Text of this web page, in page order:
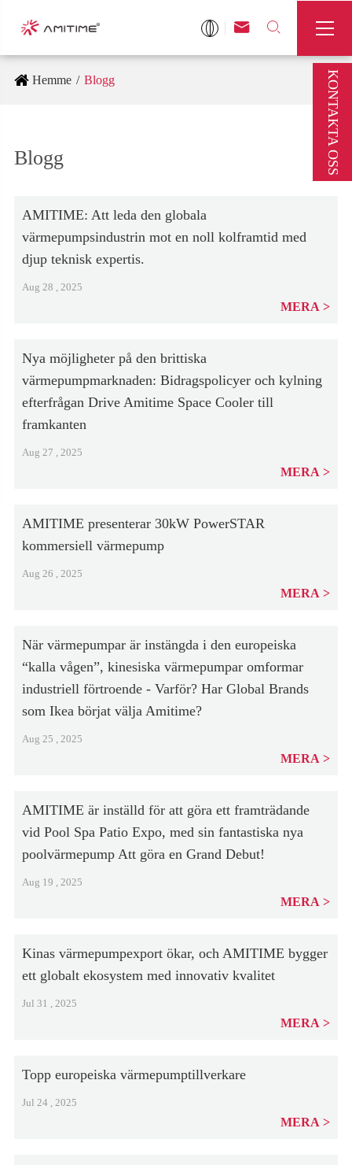
 

Hemme Blogg
Blogg
AMITIME: Att leda den globala
värmepumpsindustrin mot en noll kolframtid med
djup teknisk expertis.
Aug 28 , 2025
MERA
Nya möjligheter på den brittiska
värmepumpmarknaden: Bidragspolicyer och kylning
efterfrågan Drive Amitime Space Cooler till
framkanten
Aug 27 , 2025
MERA
AMITIME presenterar 30kW PowerSTAR
kommersiell värmepump
Aug 26 , 2025
MERA
När värmepumpar är instängda i den europeiska
“kalla vågen”, kinesiska värmepumpar omformar
industriell förtroende - Varför? Har Global Brands
som Ikea börjat välja Amitime?
Aug 25 , 2025
MERA
AMITIME är inställd för att göra ett framträdande
vid Pool Spa Patio Expo, med sin fantastiska nya
poolvärmepump Att göra en Grand Debut!
Aug 19 , 2025
MERA
Kinas värmepumpexport ökar, och AMITIME bygger
ett globalt ekosystem med innovativ kvalitet
Jul 31 , 2025
MERA
Topp europeiska värmepumptillverkare
Jul 24 , 2025
MERA
KONTAKTA OSS